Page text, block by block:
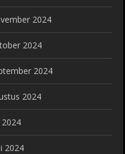
2024
2024
2024
2024
2024
2024